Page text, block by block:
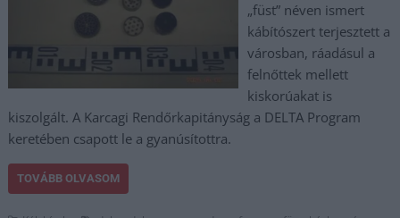
„füst” néven ismert
kábítószert terjesztett a
városban, ráadásul a
felnőttek mellett
kiskorúakat is
kiszolgált. A Karcagi Rendőrkapitányság a DELTA Program
keretében csapott le a gyanúsítottra.
TOVÁBB OLVASOM